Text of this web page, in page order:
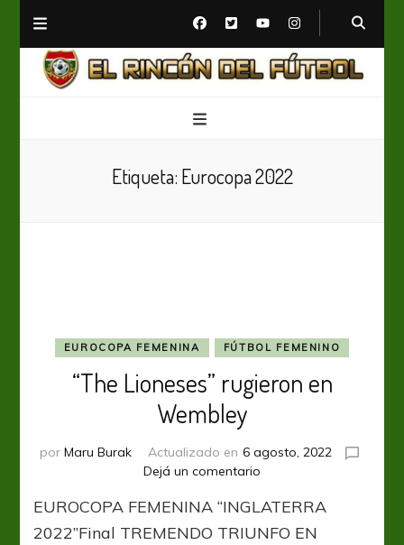
Etiqueta: Eurocopa 2022
EUROCOPA FEMENINA FÚTBOL FEMENINO
“The Lioneses” rugieron en
Wembley
por Maru Burak Actualizado en 6 agosto, 2022
Dejá un comentario
Lioneses”
rugieron
EUROCOPA FEMENINA “INGLATERRA
2022”Final TREMENDO TRIUNFO EN